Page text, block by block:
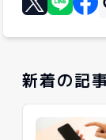
Xに投稿する
新着の記